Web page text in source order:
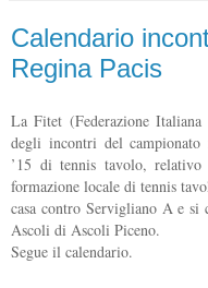
Calendario
Regina Pacis
La Fitet (Federazione
degli incontri del campionato
’15 di tennis tavolo,
formazione locale di tennis
casa contro Servigliano A e
Ascoli di Ascoli Piceno.
Segue il calendario.